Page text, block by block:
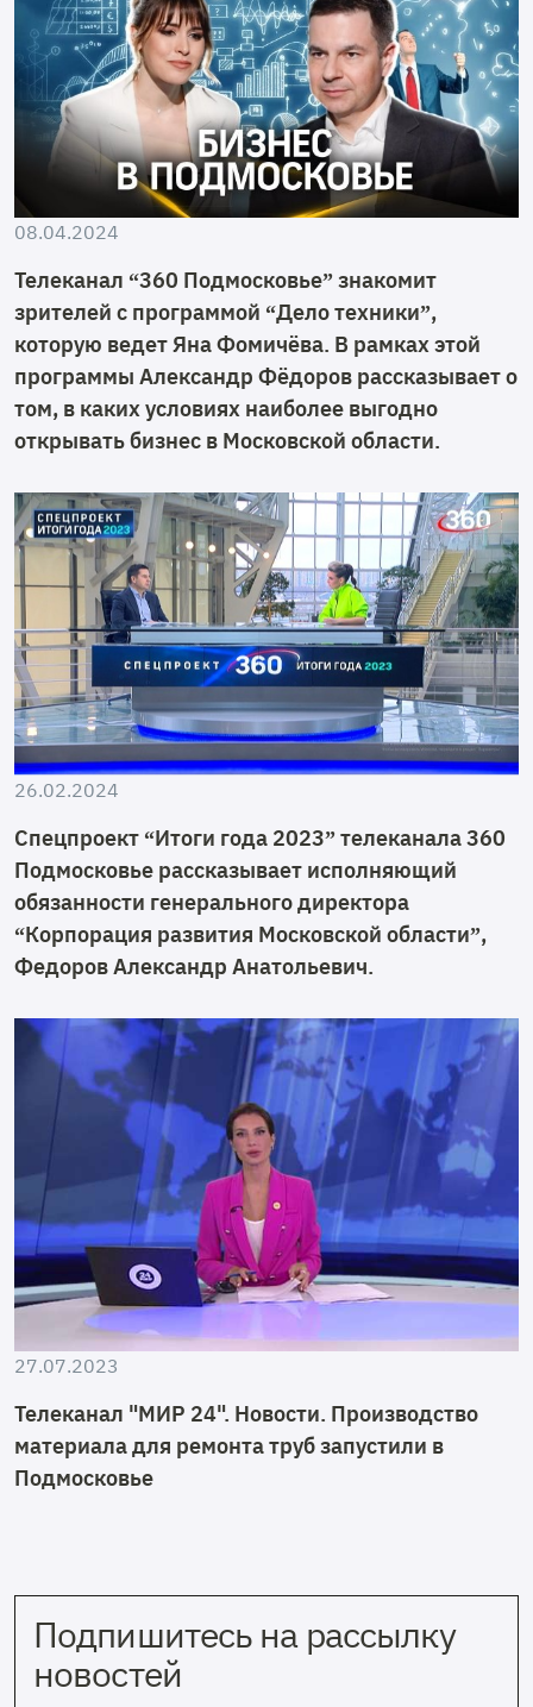
08.04.2024
Телеканал “360 Подмосковье” знакомит
зрителей с программой “Дело техники”,
которую ведет Яна Фомичёва. В рамках этой
программы Александр Фёдоров рассказывает о
том, в каких условиях наиболее выгодно
открывать бизнес в Московской области.
26.02.2024
Спецпроект “Итоги года 2023” телеканала 360
Подмосковье рассказывает исполняющий
обязанности генерального директора
“Корпорация развития Московской области”,
Федоров Александр Анатольевич.
27.07.2023
Телеканал "МИР 24". Новости. Производство
материала для ремонта труб запустили в
Подмосковье
Подпишитесь на рассылку
новостей